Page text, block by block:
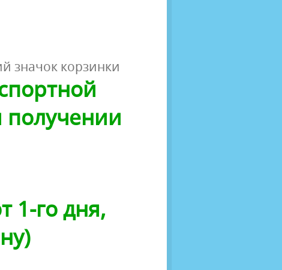
значок корзинки
1-го дня,